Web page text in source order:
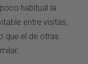
habitual la
entre visitas,
que el de otras